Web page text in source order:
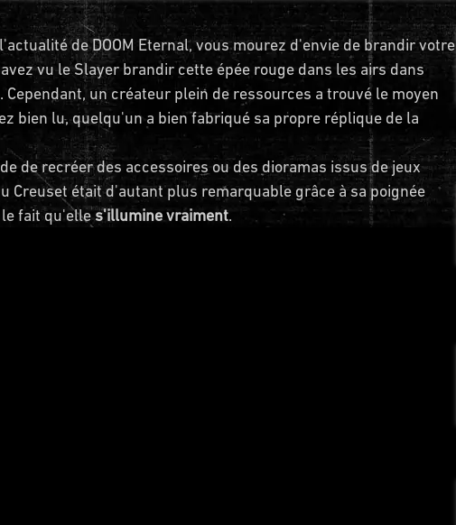
de DOOM Eternal, vous mourez d'envie de brandir votre
vu le Slayer brandir cette épée rouge dans les airs dans
. Cependant, un créateur plein de ressources a trouvé le moyen
bien lu, quelqu'un a bien fabriqué sa propre réplique de la
de recréer des accessoires ou des dioramas issus de jeux
Creuset était d'autant plus remarquable grâce à sa poignée
le fait qu'elles'illumine vraiment.